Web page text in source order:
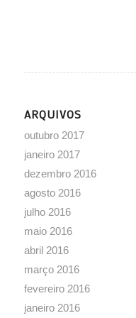
ARQUIVOS
outubro 2017
janeiro 2017
dezembro 2016
agosto 2016
julho 2016
maio 2016
abril 2016
março 2016
fevereiro 2016
janeiro 2016